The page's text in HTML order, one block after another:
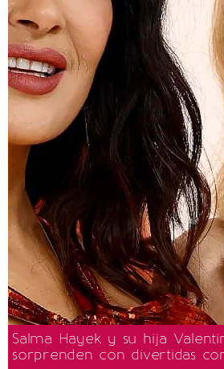
Salma Hayek y su hija
sorprenden con divertidas